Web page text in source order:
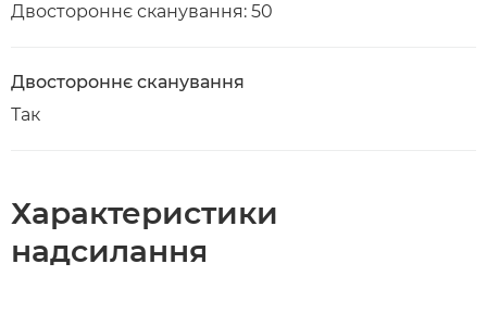
Двостороннє сканування: 50
Двостороннє сканування
Так
Характеристики
надсилання